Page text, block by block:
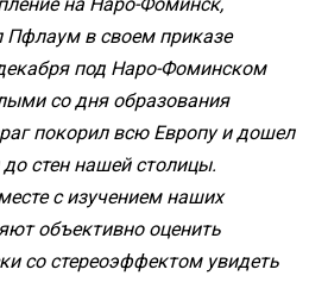
Пфлаум в своем приказе
под Наро-Фоминском
со дня образования
покорил всю Европу и дошел
стен нашей столицы.
с изучением наших
объективно оценить
со стереоэффектом увидеть